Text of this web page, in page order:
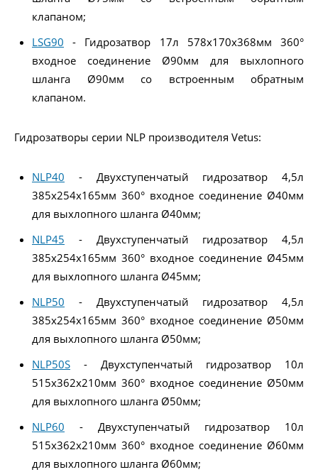
клапаном;
LSG90 - Гидрозатвор 17л 578x170x368мм 360°
входное соединение Ø90мм для выхлопного
шланга Ø90мм со встроенным обратным
клапаном.
Гидрозатворы серии NLP производителя Vetus:
NLP40 - Двухступенчатый гидрозатвор 4,5л
385x254x165мм 360° входное соединение Ø40мм
для выхлопного шланга Ø40мм;
NLP45 - Двухступенчатый гидрозатвор 4,5л
385x254x165мм 360° входное соединение Ø45мм
для выхлопного шланга Ø45мм;
NLP50 - Двухступенчатый гидрозатвор 4,5л
385x254x165мм 360° входное соединение Ø50мм
для выхлопного шланга Ø50мм;
NLP50S - Двухступенчатый гидрозатвор 10л
515x362x210мм 360° входное соединение Ø50мм
для выхлопного шланга Ø50мм;
NLP60 - Двухступенчатый гидрозатвор 10л
515x362x210мм 360° входное соединение Ø60мм
для выхлопного шланга Ø60мм;